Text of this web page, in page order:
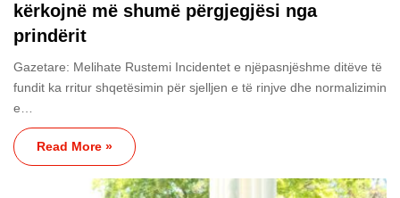
kërkojnë më shumë përgjegjësi nga
prindërit
Gazetare: Melihate Rustemi Incidentet e njëpasnjëshme ditëve të
fundit ka rritur shqetësimin për sjelljen e të rinjve dhe normalizimin
e…
Read More »